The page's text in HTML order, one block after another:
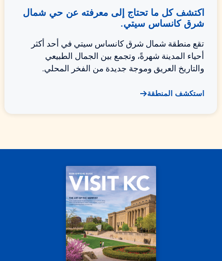
اكتشف كل ما تحتاج إلى معرفته عن حي شمال
شرق كانساس سيتي.
تقع منطقة شمال شرق كانساس سيتي في أحد أكثر
أحياء المدينة شهرةً، وتجمع بين الجمال الطبيعي
والتاريخ العريق وموجة جديدة من الفخر المحلي.
استكشف المنطقة